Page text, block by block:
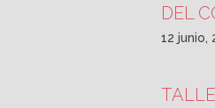
DEL
12 junio,